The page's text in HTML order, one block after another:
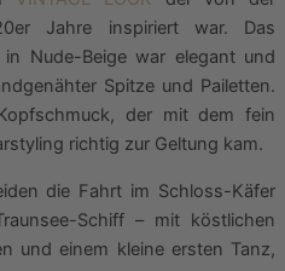
Jahre inspiriert war. Das
Nude-Beige war elegant und
Spitze und Pailetten.
der mit dem fein
richtig zur Geltung kam.
die Fahrt im Schloss-Käfer
Schiff – mit köstlichen
und einem kleine ersten Tanz,